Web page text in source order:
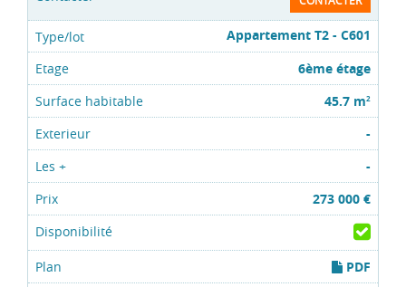
Appartement T2 - C601
6ème étage
45.7 m2
-
-
273 000 €
PDF